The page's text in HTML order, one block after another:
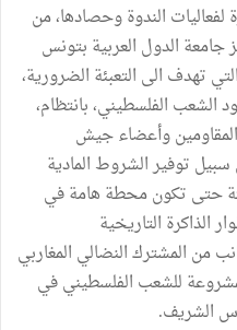
الندوة وحصادها، من
جامعة الدول العربية بتونس
تهدف الى التعبئة الضرورية،
الشعب الفلسطيني، بانتظام،
المقاومين وأعضاء جيش
سبيل توفير الشروط المادية
حتى تكون محطة هامة في
التاريخية
من المشترك النضالي المغاربي
للشعب الفلسطيني في
الشريف.